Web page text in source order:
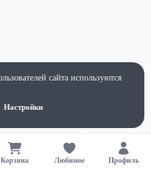
Корзина Любимое Профиль
сайта используются
Настройки